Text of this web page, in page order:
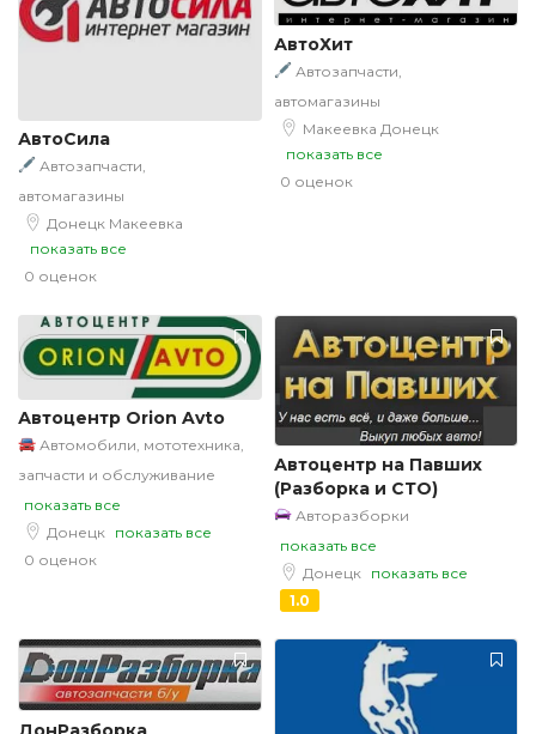
АвтоСила
Автозапчасти,
автомагазины
Донецк Макеевка
показать все
0 оценок
АвтоХит
Автозапчасти,
автомагазины
Макеевка Донецк
показать все
0 оценок
Автоцентр Orion Avto
Автомобили, мототехника,
запчасти и обслуживание
показать все
Донецк
показать все
0 оценок
Автоцентр на Павших
(Разборка и СТО)
Авторазборки
показать все
Донецк показать все
1.0